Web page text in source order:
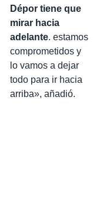
Dépor tiene que
mirar hacia
adelante. estamos
comprometidos y
lo vamos a dejar
todo para ir hacia
arriba», añadió.